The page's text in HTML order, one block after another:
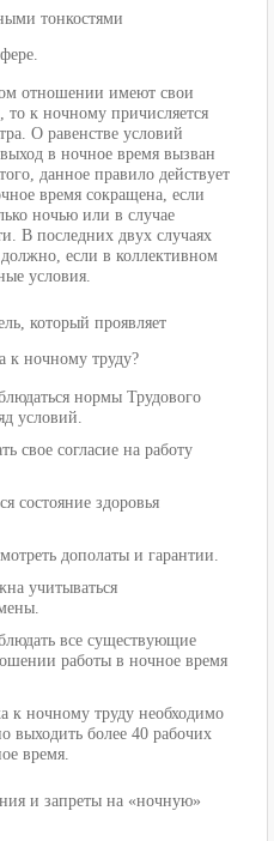
тонкостями
отношении имеют свои
то к ночному причисляется
О равенстве условий
в ночное время вызван
данное правило действует
время сокращена, если
ночью или в случае
В последних двух случаях
если в коллективном
условия.
который проявляет
к ночному труду?
нормы Трудового
условий.
свое согласие на работу
состояние здоровья
дополаты и гарантии.
учитываться
все существующие
работы в ночное время
к ночному труду необходимо
выходить более 40 рабочих
время.
и запреты на «ночную»